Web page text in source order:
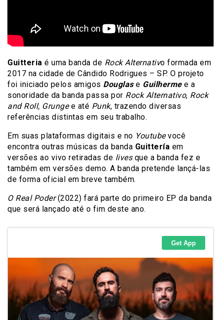
Guitteria é uma banda de Rock Alternativo formada em
2017 na cidade de Cândido Rodrigues – SP. O projeto
foi iniciado pelos amigos Douglase Guilhermee a
sonoridade da banda passa por Rock Alternativo, Rock
and Roll, Grungee até Punk, trazendo diversas
referências distintas em seu trabalho.
Em suas plataformas digitais e no Youtubevocê
encontra outras músicas da banda Guittería em
versões ao vivo retiradas de livesque a banda fez e
também em versões demo. A banda pretende lançá-las
de forma oficial em breve também.
O Real Poder(2022) fará parte do primeiro EP da banda
que será lançado até o fim deste ano.